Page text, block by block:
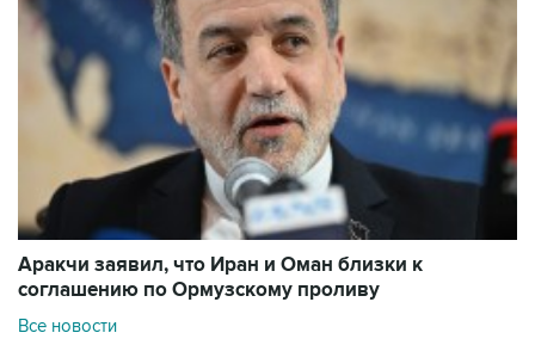
Аракчи заявил, что Иран и Оман близки к
соглашению по Ормузскому проливу
Все новости